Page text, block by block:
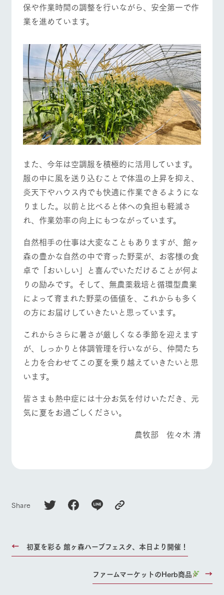
保や作業時間の調整を行いながら、安全第一で作
業を進めています。
また、今年は空調服を積極的に活用しています。
服の中に風を送り込むことで体温の上昇を抑え、
炎天下やハウス内でも快適に作業できるようにな
りました。以前と比べると体への負担も軽減さ
れ、作業効率の向上にもつながっています。
自然相手の仕事は大変なこともありますが、館ヶ
森の豊かな自然の中で育った野菜が、お客様の食
卓で「おいしい」と喜んでいただけることが何よ
りの励みです。そして、無農薬栽培と循環型農業
によって育まれた野菜の価値を、これからも多く
の方にお届けしていきたいと思っています。
これからさらに暑さが厳しくなる季節を迎えます
が、しっかりと体調管理を行いながら、仲間たち
と力を合わせてこの夏を乗り越えていきたいと思
います。
皆さまも熱中症には十分お気を付けいただき、元
気に夏をお過ごしください。
農牧部 佐々木 清
Share
初夏を彩る 館ヶ森ハーブフェスタ、本日より開催！
ファームマーケットのHerb商品